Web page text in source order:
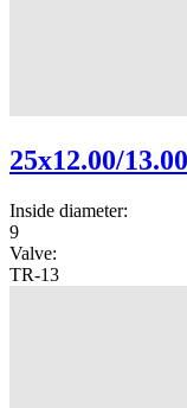
25x12.00/
Inside diameter:
9
Valve:
TR-13